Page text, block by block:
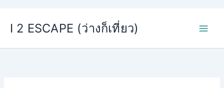
I 2 ESCAPE (ว่างก็เที่ยว)